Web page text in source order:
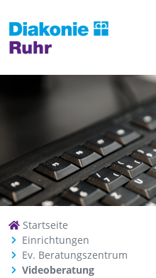
Startseite
Einrichtungen
Ev. Beratungszentrum
Videoberatung